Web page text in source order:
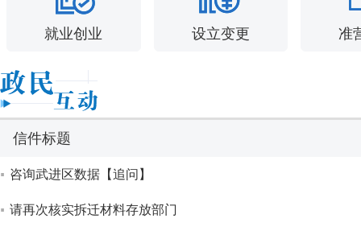
就业创业 设立变更 准
信件标题
咨询武进区数据【追问】
请再次核实拆迁材料存放部门